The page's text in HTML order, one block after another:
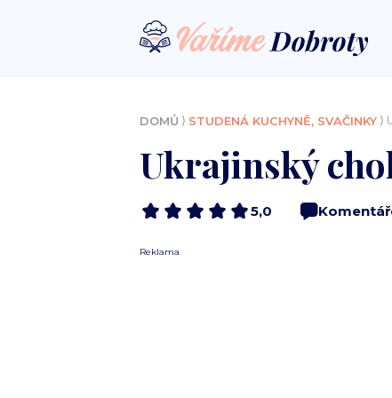
DOMŮ ⟩ STUDENÁ KUCHYNĚ, SVAČINKY⟩
Ukrajinský
5,0
Reklama